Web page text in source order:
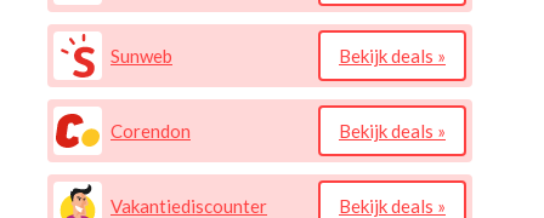
Sunweb Bekijk deals »
Corendon Bekijk deals »
Vakantiediscounter Bekijk deals »